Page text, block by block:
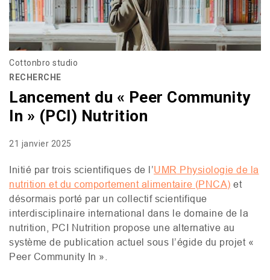
Cottonbro studio
RECHERCHE
Lancement du « Peer Community
In » (PCI) Nutrition
21 janvier 2025
Initié par trois scientifiques de l’UMR Physiologie de la
nutrition et du comportement alimentaire (PNCA) et
désormais porté par un collectif scientifique
interdisciplinaire international dans le domaine de la
nutrition, PCI Nutrition propose une alternative au
système de publication actuel sous l’égide du projet «
Peer Community In ».